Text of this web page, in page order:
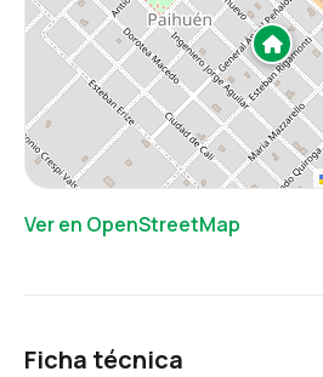
Ver en OpenStreetMap
Ficha técnica